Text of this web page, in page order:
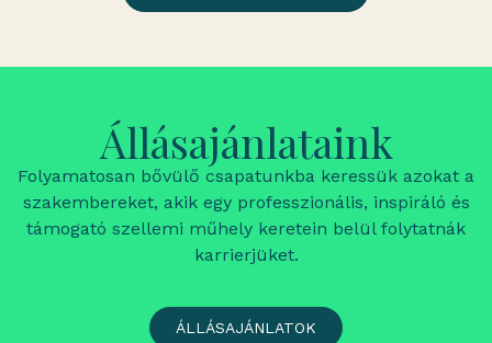
Állásajánlataink
Folyamatosan bővülő csapatunkba keressük azokat a
szakembereket, akik egy professzionális, inspiráló és
támogató szellemi műhely keretein belül folytatnák
karrierjüket.
ÁLLÁSAJÁNLATOK